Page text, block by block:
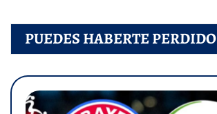
PUEDES HABERTE PERDIDO